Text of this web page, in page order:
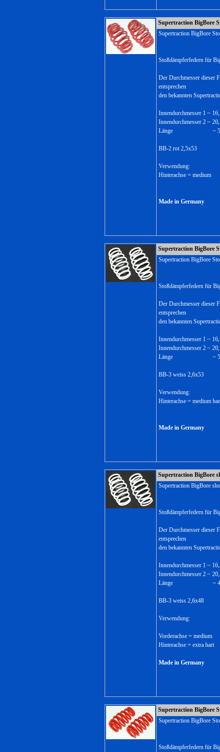
Supertraction BigBore
Supertraction BigBore
Stoßdämpferfedern für
Der Durchmesser dieser
entsprechen
den bekannten
Innendurchmesser 1 ~
Innendurchmesser 2 ~
Länge ~
BB-2 rot 2,5x53
Verwendung:
Hinterachse = medium
Made in Germany
Supertraction BigBore
Supertraction BigBore
Stoßdämpferfedern für
Der Durchmesser dieser
entsprechen
den bekannten
Innendurchmesser 1 ~
Innendurchmesser 2 ~
Länge ~
BB-3 weiss 2,6x53
Verwendung:
Hinterachse = medium
Made in Germany
Supertraction BigBore
Supertraction BigBore
Stoßdämpferfedern für
Der Durchmesser dieser
entsprechen
den bekannten
Innendurchmesser 1 ~
Innendurchmesser 2 ~
Länge ~
BB-3 weiss 2,6x48
Verwendung:
Vorderachse = medium
Hinterachse = extra hart
Made in Germany
Supertraction BigBore
Supertraction BigBore
Stoßdämpferfedern für